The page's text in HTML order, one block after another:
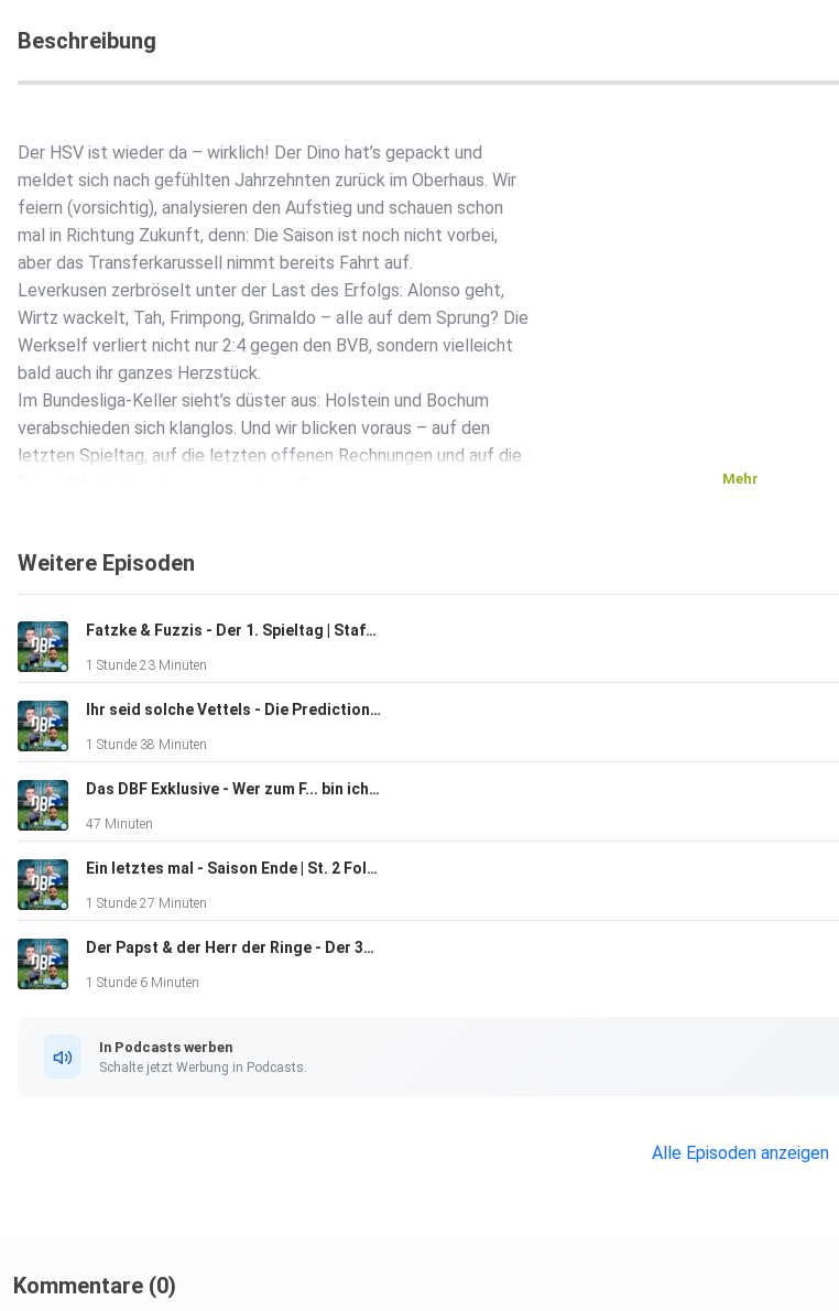
Beschreibung
Der HSV ist wieder da – wirklich! Der Dino hat’s gepackt und
meldet sich nach gefühlten Jahrzehnten zurück im Oberhaus. Wir
feiern (vorsichtig), analysieren den Aufstieg und schauen schon
mal in Richtung Zukunft, denn: Die Saison ist noch nicht vorbei,
aber das Transferkarussell nimmt bereits Fahrt auf.
Leverkusen zerbröselt unter der Last des Erfolgs: Alonso geht,
Wirtz wackelt, Tah, Frimpong, Grimaldo – alle auf dem Sprung? Die
Werkself verliert nicht nur 2:4 gegen den BVB, sondern vielleicht
bald auch ihr ganzes Herzstück.
Im Bundesliga-Keller sieht’s düster aus: Holstein und Bochum
verabschieden sich klanglos. Und wir blicken voraus – auf den
letzten Spieltag, auf die letzten offenen Rechnungen und auf die
verändert. Jetzt reinhören!
Mehr
Weitere Episoden
Fatzke & Fuzzis - Der 1. Spieltag | Staffel 3 Folge 2 | DBFPodcast
1 Stunde 23 Minuten
Ihr seid solche Vettels - Die Predictions | Staffel 3 Folge 1 | DBFPodcast
1 Stunde 38 Minuten
Das DBF Exklusive - Wer zum F... bin ich? | DBFPodcast
47 Minuten
Ein letztes mal - Saison Ende | St. 2 Folge 37 | DBFPodcast
1 Stunde 27 Minuten
Der Papst & der Herr der Ringe - Der 34. Spieltag | St. 2 Folge 36 | DBFPodcast
1 Stunde 6 Minuten
In Podcasts werben
Schalte jetzt Werbung in Podcasts.
Alle Episoden anzeigen
Kommentare (0)